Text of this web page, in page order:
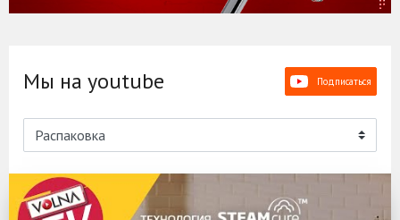
Мы на youtube Подписаться